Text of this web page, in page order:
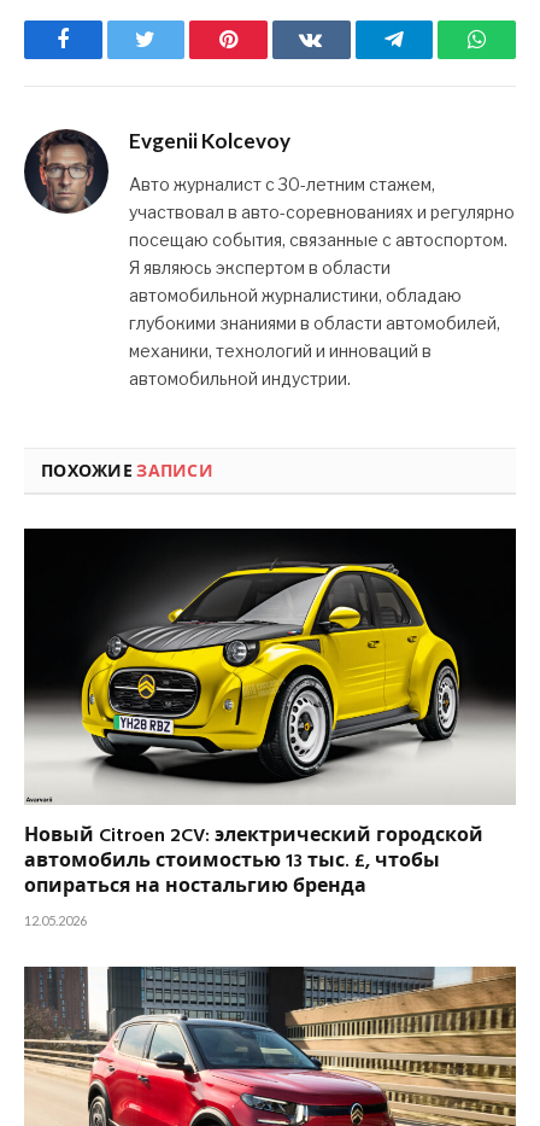
Facebook Pinterest ВКонтактеTelegram
Evgenii Kolcevoy
Авто журналист с 30-летним стажем,
участвовал в авто-соревнованиях и регулярно
посещаю события, связанные с автоспортом.
Я являюсь экспертом в области
автомобильной журналистики, обладаю
глубокими знаниями в области автомобилей,
механики, технологий и инноваций в
автомобильной индустрии.
ПОХОЖИЕЗАПИСИ
Новый Citroen 2CV: электрический городской
автомобиль стоимостью 13 тыс. £, чтобы
опираться на ностальгию бренда
12.05.2026